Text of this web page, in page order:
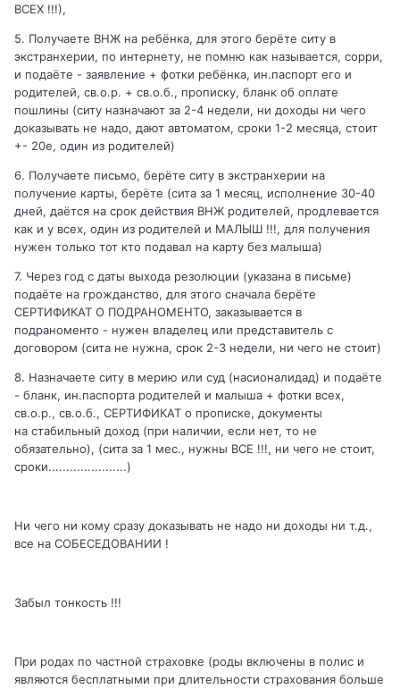
ВСЕХ !!!),
5. Получаете ВНЖ на ребёнка, для этого берёте ситу в
экстранхерии, по интернету, не помню как называется, сорри,
и подаёте - заявление + фотки ребёнка, ин.паспорт его и
родителей, св.о.р. + св.о.б., прописку, бланк об оплате
пошлины (ситу назначают за 2-4 недели, ни доходы ни чего
доказывать не надо, дают автоматом, сроки 1-2 месяца, стоит
+- 20е, один из родителей)
6. Получаете письмо, берёте ситу в экстранхерии на
получение карты, берёте (сита за 1 месяц, исполнение 30-40
дней, даётся на срок действия ВНЖ родителей, продлевается
как и у всех, один из родителей и МАЛЫШ !!!, для получения
нужен только тот кто подавал на карту без малыша)
7. Через год с даты выхода резолюции (указана в письме)
подаёте на грожданство, для этого сначала берёте
СЕРТИФИКАТ О ПОДРАНОМЕНТО, заказывается в
подраноменто - нужен владелец или представитель с
договором (сита не нужна, срок 2-3 недели, ни чего не стоит)
8. Назначаете ситу в мерию или суд (насионалидад) и подаёте
- бланк, ин.паспорта родителей и малыша + фотки всех,
св.о.р., св.о.б., СЕРТИФИКАТ о прописке, документы
на стабильный доход (при наличии, если нет, то не
обязательно), (сита за 1 мес., нужны ВСЕ !!!, ни чего не стоит,
сроки......................)
Ни чего ни кому сразу доказывать не надо ни доходы ни т.д.,
все на СОБЕСЕДОВАНИИ !
Забыл тонкость !!!
При родах по частной страховке (роды включены в полис и
являются бесплатными при длительности страхования больше